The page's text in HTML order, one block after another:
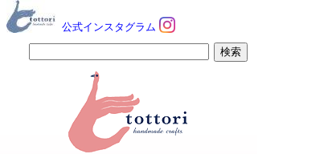
公式インスタグラム